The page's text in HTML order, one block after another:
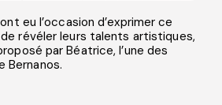
eu l’occasion d’exprimer ce
révéler leurs talents artistiques,
par Béatrice, l’une des
Bernanos.